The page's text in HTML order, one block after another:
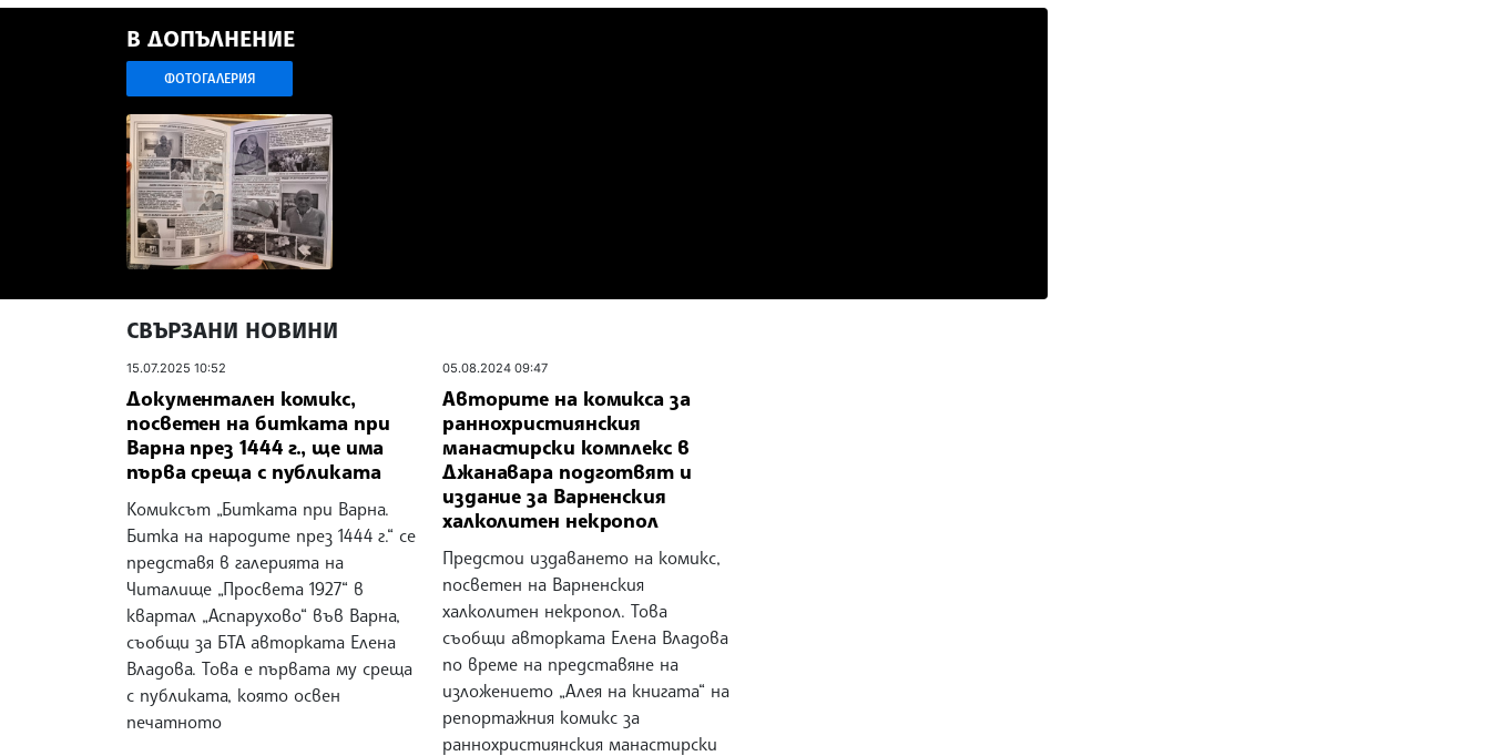
В ДОПЪЛНЕНИЕ
ФОТОГАЛЕРИЯ
СВЪРЗАНИ НОВИНИ
15.07.2025 10:52
Документален комикс,
посветен на битката при
Варна през 1444 г., ще има
първа среща с публиката
Комиксът „Битката при Варна.
Битка на народите през 1444 г.“ се
представя в галерията на
Читалище „Просвета 1927“ в
квартал „Аспарухово“ във Варна,
съобщи за БТА авторката Елена
Владова. Това е първата му среща
с публиката, която освен
печатното
05.08.2024 09:47
Авторите на комикса за
раннохристиянския
манастирски комплекс в
Джанавара подготвят и
издание за Варненския
халколитен некропол
Предстои издаването на комикс,
посветен на Варненския
халколитен некропол. Това
съобщи авторката Елена Владова
по време на представяне на
изложението „Алея на книгата“ на
репортажния комикс за
раннохристиянския манастирски